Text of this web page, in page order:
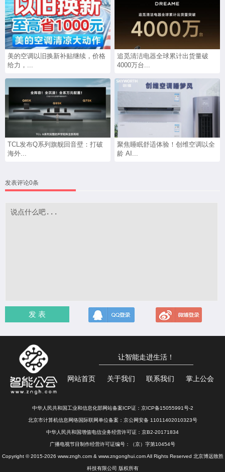
美的空调以旧换新补贴继续，价格
给力，...
追觅清洁电器全球累计出货量破
4000万台...
TCL发布Q系列旗舰回音壁：打破
海外...
聚焦睡眠舒适体验！创维空调以全
龄 AI...
发表评论0条
发 表
让智能走进生活！
网站首页 关于我们 联系我们 掌上公会
中华人民共和国工业和信息化部网站备案ICP证： 京ICP备15055991号-2
北京市计算机信息网络国际联网单位备案： 京公网安备 11011402010323号
中华人民共和国增值电信业务经营许可证：京B2-20171834
广播电视节目制作经营许可证编号：（京）字第10454号
Copyright © 2015-2026 www.zngh.com & www.zngonghui.com All Rights Reserved 北京博远致胜
科技有限公司 版权所有